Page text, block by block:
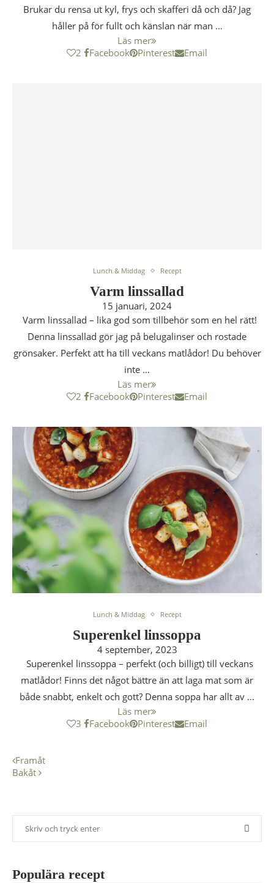
Brukar du rensa ut kyl, frys och skafferi då och då? Jag
håller på för fullt och känslan när man …
Läs mer
2
Facebook Pinterest Email
Lunch & Middag Recept
Varm linssallad
15 januari, 2024
Varm linssallad – lika god som tillbehör som en hel rätt!
Denna linssallad gör jag på belugalinser och rostade
grönsaker. Perfekt att ha till veckans matlådor! Du behöver
inte …
Läs mer
2
Facebook Pinterest Email
Lunch & Middag Recept
Superenkel linssoppa
4 september, 2023
Superenkel linssoppa – perfekt (och billigt) till veckans
matlådor! Finns det något bättre än att laga mat som är
både snabbt, enkelt och gott? Denna soppa har allt av …
Läs mer
3
Facebook Pinterest Email
Framåt
Bakåt
Populära recept